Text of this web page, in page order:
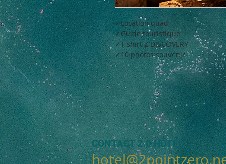
✓Location quad
✓Guide touristique
✓T-shirt Z DISCOVERY
✓10 photos souvenir
CONTACT 2.0 HÔTEL